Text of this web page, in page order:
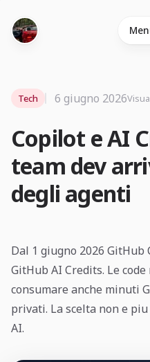
Copilot e AI
team dev
degli agenti
Tech 6 giugno 2026
Dal 1 giugno 2026
GitHub AI Credits. Le
consumare anche minuti
privati. La scelta non e
AI.